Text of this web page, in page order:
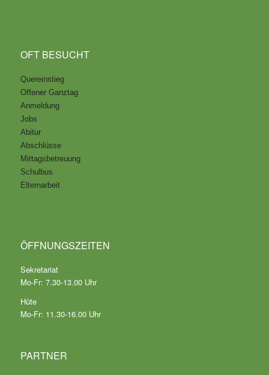
OFT BESUCHT
Quereinstieg
Offener Ganztag
Anmeldung
Jobs
Abitur
Abschlüsse
Mittagsbetreuung
Schulbus
Elternarbeit
ÖFFNUNGSZEITEN
Sekretariat
Mo-Fr: 7.30-13.00 Uhr
Hüte
Mo-Fr: 11.30-16.00 Uhr
PARTNER